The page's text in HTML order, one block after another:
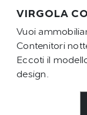
VIRGOLA
Vuoi
Contenitori
Eccoti il
design.